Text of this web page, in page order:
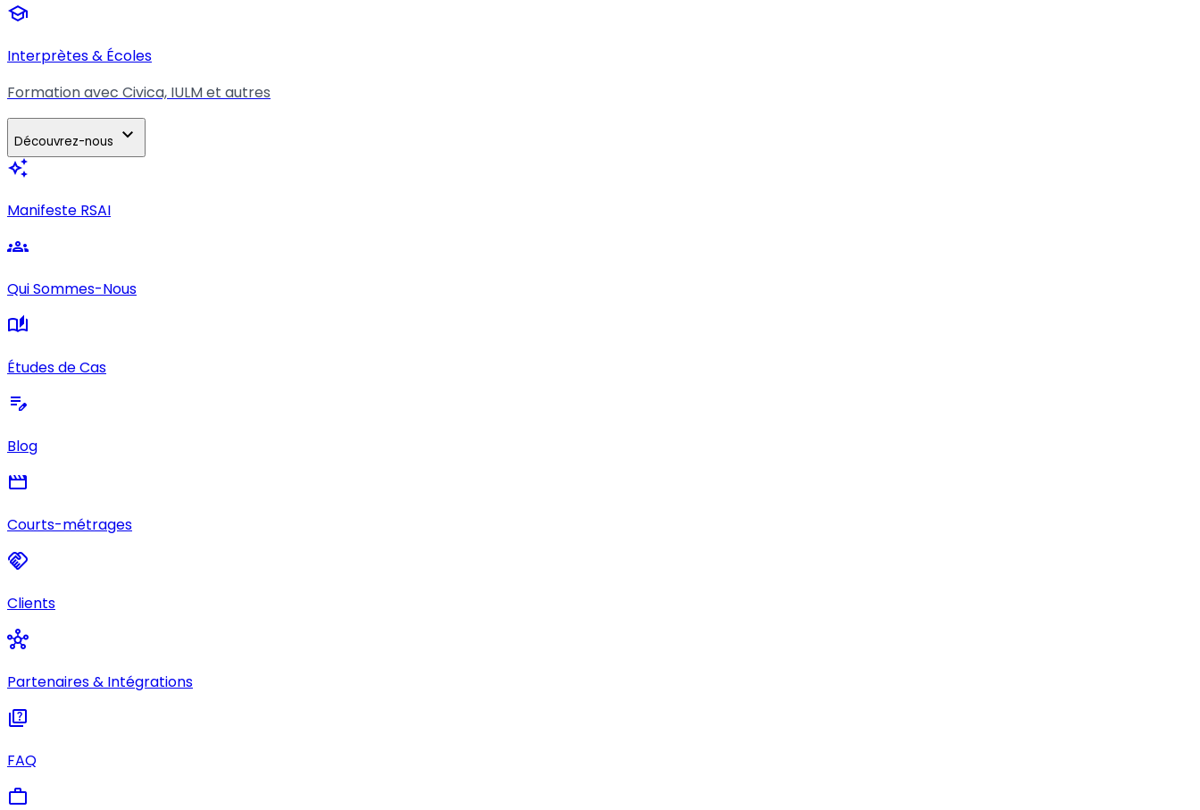
school
Interprètes & Écoles
Formation avec Civica, IULM et autres
Découvrez-nous expand_more
auto_awesome
Manifeste RSAI
groups
Qui Sommes-Nous
auto_stories
Études de Cas
edit_note
Blog
movie
Courts-métrages
handshake
Clients
hub
Partenaires & Intégrations
quiz
FAQ
work